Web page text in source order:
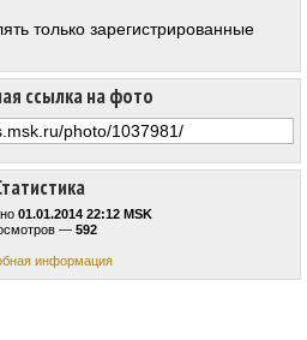
01.01.2014 22:12 MSK
— 592
информация
ссылка на фото
только зарегистрированные